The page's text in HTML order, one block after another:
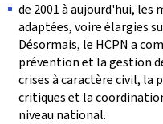
de 2001 à aujourd'hui, les
adaptées, voire élargies
Désormais, le HCPN a
prévention et la gestion
crises à caractère civil,
critiques et la
niveau national.